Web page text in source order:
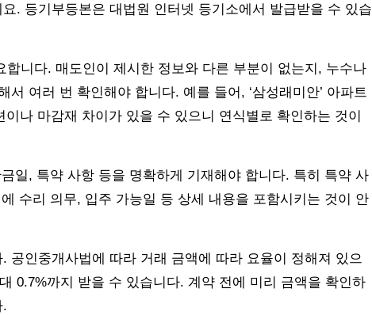
. 등기부등본은 대법원 인터넷 등기소에서 발급받을 수 있습
니다. 매도인이 제시한 정보와 다른 부분이 없는지, 누수나
여러 번 확인해야 합니다. 예를 들어, ‘삼성래미안’ 아파트
이나 마감재 차이가 있을 수 있으니 연식별로 확인하는 것이
일, 특약 사항 등을 명확하게 기재해야 합니다. 특히 특약 사
수리 의무, 입주 가능일 등 상세 내용을 포함시키는 것이 안
공인중개사법에 따라 거래 금액에 따라 요율이 정해져 있으
0.7%까지 받을 수 있습니다. 계약 전에 미리 금액을 확인하
.